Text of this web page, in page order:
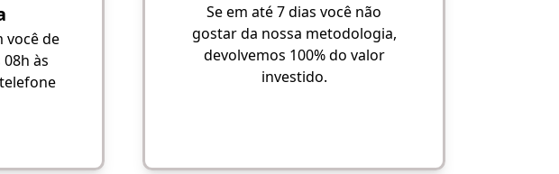
você de
às
Se em até 7 dias você não
gostar da nossa metodologia,
devolvemos 100% do valor
investido.